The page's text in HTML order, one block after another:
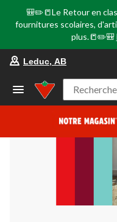
🎒✏️📒Le Retour en
fournitures scolaires,
plus.📒✏️🎒
Leduc, AB
Recherche